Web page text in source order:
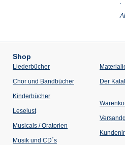
.
Shop
Liederbücher
Chor und Bandbücher
Kinderbücher
Leselust
Musicals / Oratorien
Musik und CD´s
Der